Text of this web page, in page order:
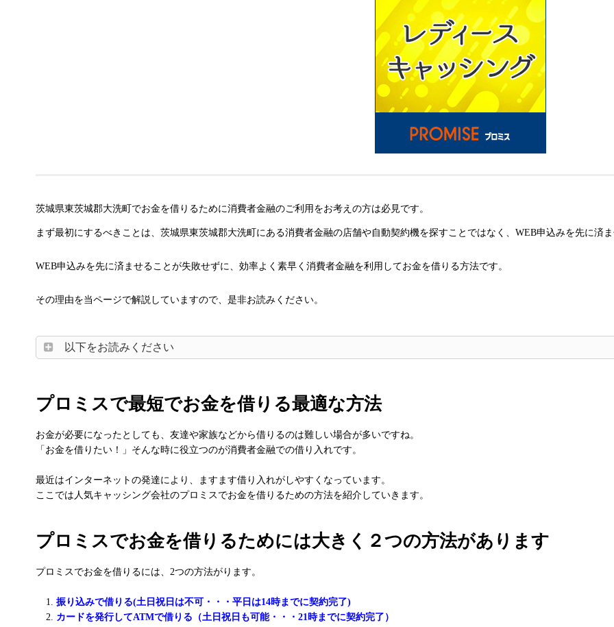
茨城県東茨城郡大洗町でお金を借りるために消費者金融のご利用をお考えの方は必見です。
まず最初にするべきことは、茨城県東茨城郡大洗町にある消費者金融の店舗や自動契約機を探すことではなく、WEB申込みを先に済ま
WEB申込みを先に済ませることが失敗せずに、効率よく素早く消費者金融を利用してお金を借りる方法です。
その理由を当ページで解説していますので、是非お読みください。
以下をお読みください
プロミスで最短でお金を借りる最適な方法
お金が必要になったとしても、友達や家族などから借りるのは難しい場合が多いですね。
「お金を借りたい！」そんな時に役立つのが消費者金融での借り入れです。
最近はインターネットの発達により、ますます借り入れがしやすくなっています。
ここでは人気キャッシング会社のプロミスでお金を借りるための方法を紹介していきます。
プロミスでお金を借りるためには大きく２つの方法があります
プロミスでお金を借りるには、2つの方法がります。
振り込みで借りる(土日祝日は不可・・・平日は14時までに契約完了)
カードを発行してATMで借りる（土日祝日も可能・・・21時までに契約完了）